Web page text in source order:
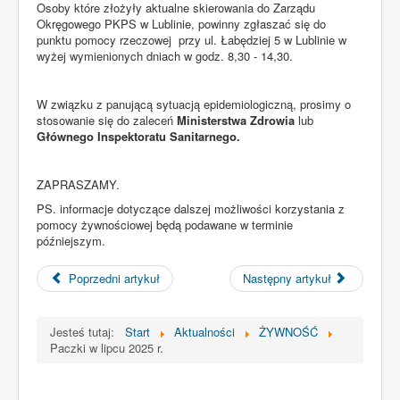
zachowań użytkowników, analiza tych statystyk jest anonimowa i
umożliwia dostosowanie zawartości i wyglądu serwisu do panujących
trendów, statystyki stosuje się też do oceny popularności strony;
Pliki sesyjne są tymczasowe, przechowuje się je do momentu opuszczenia
strony serwisu (poprzez wejście na inną stronę, wylogowanie lub wyłączenie
przeglądarki). Pliki stałe przechowywane są w urządzeniu końcowym
przeglądarki, aby zablokować obsługę plików (cookies) lub każdorazowo
uzyskiwać informacje o ich umieszczeniu w swoim urządzeniu. Inne dostępne
opcje można sprawdzić w ustawieniach swojej przeglądarki internetowej.
Należy pamiętać, że większość przeglądarek domyślnie jest ustawione na
akceptację zapisu plików (cookies)w urządzeniu końcowym.
internetowej serwisu.
8. Pliki (cookies) z których korzysta serwis (zamieszczane w urządzeniu
Osoby które złożyły aktualne skierowania do Zarządu
Okręgowego PKPS w Lublinie, powinny zgłaszać się do
punktu pomocy rzeczowej przy ul. Łabędziej 5 w Lublinie w
wyżej wymienionych dniach w godz. 8,30 - 14,30.
W związku z panującą sytuacją epidemiologiczną, prosimy o
stosowanie się do zaleceń Ministerstwa Zdrowia lub
Głównego Inspektoratu Sanitarnego.
ZAPRASZAMY.
PS. informacje dotyczące dalszej możliwości korzystania z
pomocy żywnościowej będą podawane w terminie
późniejszym.
Poprzedni artykuł Następny artykuł
Jesteś tutaj: Start Aktualności
ŻYWNOŚĆ
Paczki w lipcu 2025 r.